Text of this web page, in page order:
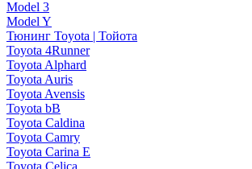
Model 3
Model Y
Тюнинг Toyota | Тойота
Toyota 4Runner
Toyota Alphard
Toyota Auris
Toyota Avensis
Toyota bB
Toyota Caldina
Toyota Camry
Toyota Carina E
Toyota Celica